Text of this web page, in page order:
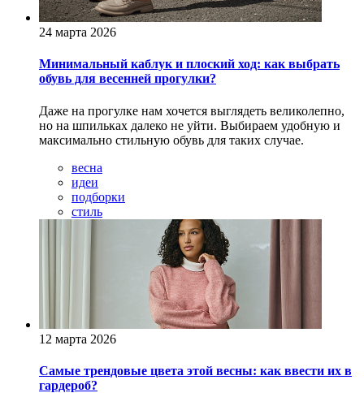
24 марта 2026
Минимальный каблук и плоский ход: как выбрать
обувь для весенней прогулки?
Даже на прогулке нам хочется выглядеть великолепно,
но на шпильках далеко не уйти. Выбираем удобную и
максимально стильную обувь для таких случае.
весна
идеи
подборки
стиль
12 марта 2026
Самые трендовые цвета этой весны: как ввести их в
гардероб?